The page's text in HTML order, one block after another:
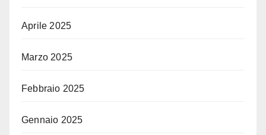
Aprile 2025
Marzo 2025
Febbraio 2025
Gennaio 2025